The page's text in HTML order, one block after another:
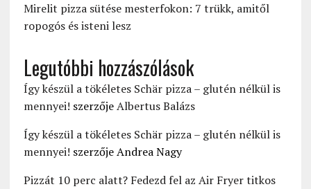
Mirelit pizza sütése mesterfokon: 7 trükk, amitől
ropogós és isteni lesz
Legutóbbi hozzászólások
Így készül a tökéletes Schär pizza – glutén nélkül is
mennyei! szerzőjeAlbertus Balázs
Így készül a tökéletes Schär pizza – glutén nélkül is
mennyei! szerzőjeAndrea Nagy
Pizzát 10 perc alatt? Fedezd fel az Air Fryer titkos